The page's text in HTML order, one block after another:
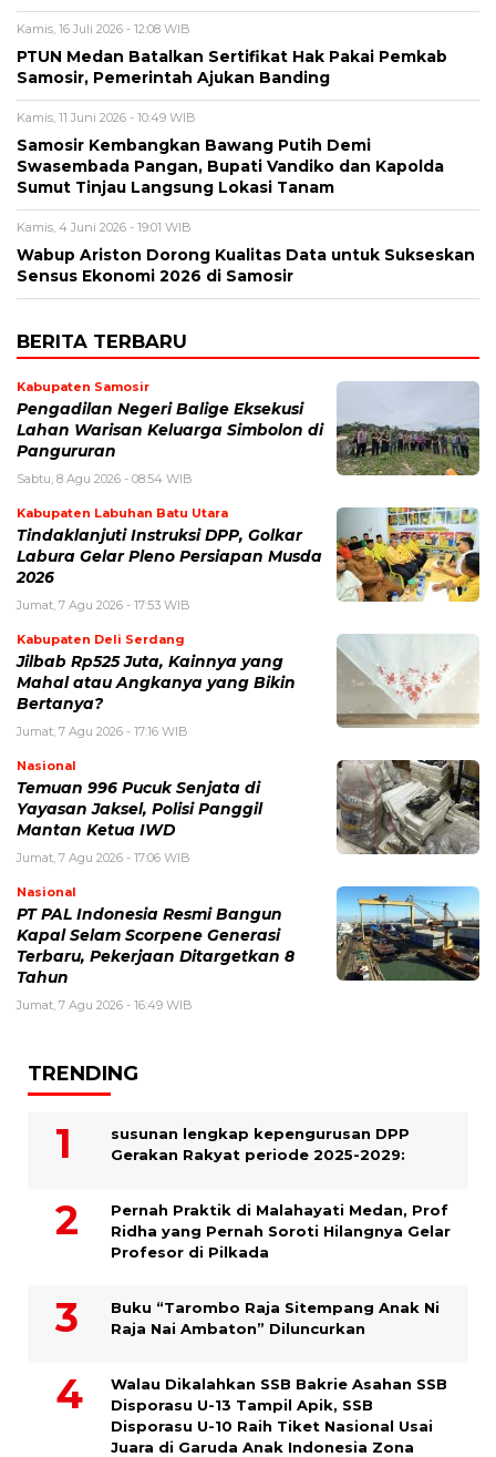
Kamis, 16 Juli 2026 - 12:08 WIB
PTUN Medan Batalkan Sertifikat Hak Pakai Pemkab
Samosir, Pemerintah Ajukan Banding
Kamis, 11 Juni 2026 - 10:49 WIB
Samosir Kembangkan Bawang Putih Demi
Swasembada Pangan, Bupati Vandiko dan Kapolda
Sumut Tinjau Langsung Lokasi Tanam
Kamis, 4 Juni 2026 - 19:01 WIB
​Wabup Ariston Dorong Kualitas Data untuk Sukseskan
Sensus Ekonomi 2026 di Samosir
BERITA TERBARU
Kabupaten Samosir
Pengadilan Negeri Balige Eksekusi
Lahan Warisan Keluarga Simbolon di
Pangururan
Sabtu, 8 Agu 2026 - 08:54 WIB
Kabupaten Labuhan Batu Utara
Tindaklanjuti Instruksi DPP, Golkar
Labura Gelar Pleno Persiapan Musda
2026
Jumat, 7 Agu 2026 - 17:53 WIB
Kabupaten Deli Serdang
Jilbab Rp525 Juta, Kainnya yang
Mahal atau Angkanya yang Bikin
Bertanya?
Jumat, 7 Agu 2026 - 17:16 WIB
Nasional
Temuan 996 Pucuk Senjata di
Yayasan Jaksel, Polisi Panggil
Mantan Ketua IWD
Jumat, 7 Agu 2026 - 17:06 WIB
Nasional
PT PAL Indonesia Resmi Bangun
Kapal Selam Scorpene Generasi
Terbaru, Pekerjaan Ditargetkan 8
Tahun
Jumat, 7 Agu 2026 - 16:49 WIB
TRENDING
susunan lengkap kepengurusan DPP
Gerakan Rakyat periode 2025-2029:
Pernah Praktik di Malahayati Medan, Prof
Ridha yang Pernah Soroti Hilangnya Gelar
Profesor di Pilkada
Buku “Tarombo Raja Sitempang Anak Ni
Raja Nai Ambaton” Diluncurkan
Walau Dikalahkan SSB Bakrie Asahan SSB
Disporasu U-13 Tampil Apik, SSB
Disporasu U-10 Raih Tiket Nasional Usai
Juara di Garuda Anak Indonesia Zona